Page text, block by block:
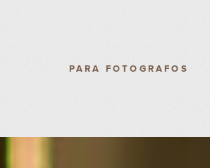
PARA FOTOGRAFOS